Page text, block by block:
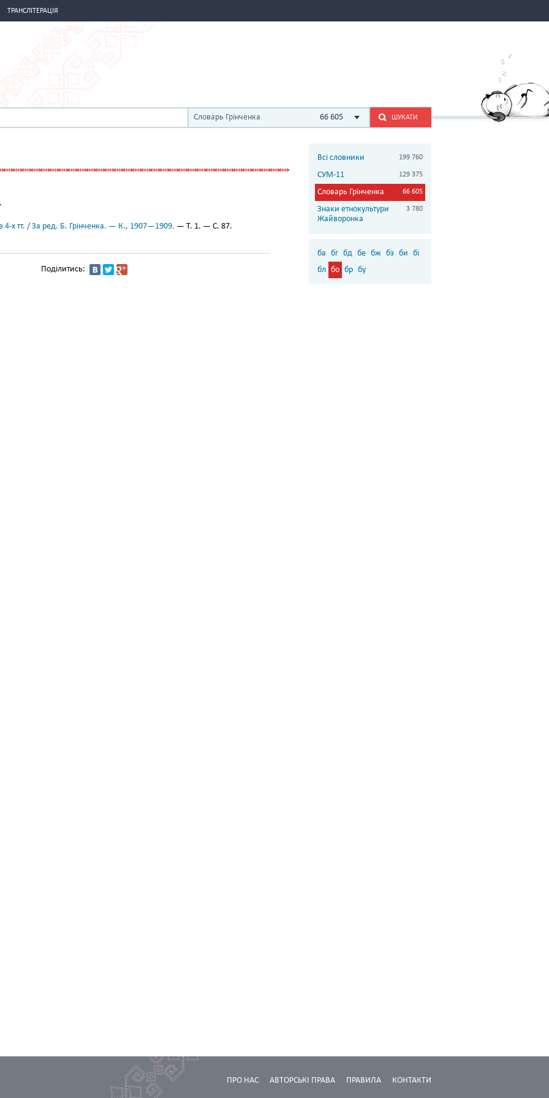
ТРАНСЛІТЕРАЦІЯ
Словарь Грінченка 66 605 ШУКАТИ
.
4-х тт. / За ред. Б. Грінченка. — К., 1907—1909. — Т. 1. — С. 87.
Поділитись:
Всі словники 199 760
СУМ-11 129 375
Словарь Грінченка 66 605
Знаки етнокультури
Жайворонка
3 780
ба бг бд бе бж бз би бі
бл бо бр бу
КОНТАКТИ
ПРАВИЛА
АВТОРСЬКІ ПРАВА
ПРО НАС